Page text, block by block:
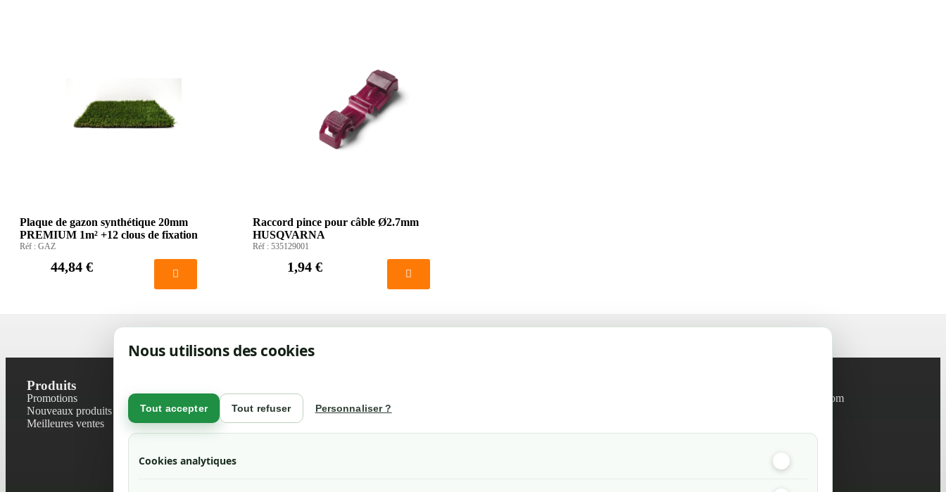
Nous utilisons des cookies
Tout accepter Tout refuser Personnaliser ?
Cookies analytiques
Plaque de gazon synthétique 20mm
PREMIUM 1m² +12 clous de fixation
Réf : GAZ
44,84 €
Raccord pince pour câble Ø2.7mm
HUSQVARNA
Réf : 535129001
1,94 €
Produits
Promotions
Nouveaux produits
Meilleures ventes
Contactez-nous
Plan du site
Magasin
Mentions légales
info@green-tech-shop.com